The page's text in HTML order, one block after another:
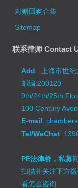
对赌回购合集
Sitemap
联系律师 Contact
Add: 上海市世纪
邮编:200120
9th/24th/25th
100 Century
E-mail:
Tel/WeChat:
PE法律桥，私募
扫描并关注下方
看怎么咨询